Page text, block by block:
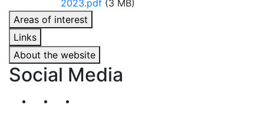
2023.pdf (3 MB)
Areas of interest
Links
About the website
Social Media
Segueix-nos al nostre canal de Twitter